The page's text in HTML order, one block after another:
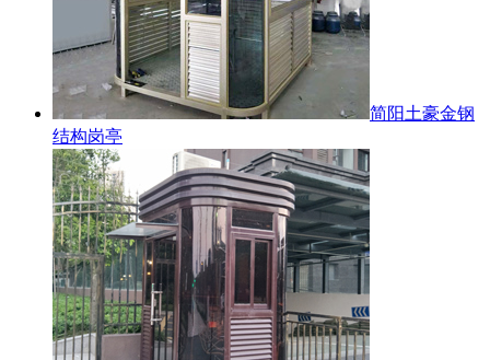
简阳土豪金钢
结构岗亭